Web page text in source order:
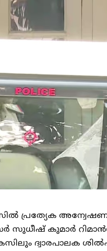
പ്രത്യേക
സുധീഷ് കുമാ‍ർ
ദ്വാരപാലക